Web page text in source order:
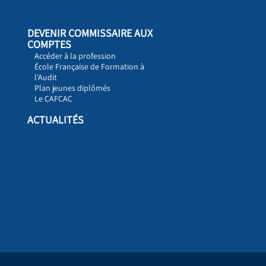
DEVENIR COMMISSAIRE AUX
COMPTES
Accéder à la profession
École Française de Formation à
l'Audit
Plan jeunes diplômés
Le CAFCAC
ACTUALITÉS